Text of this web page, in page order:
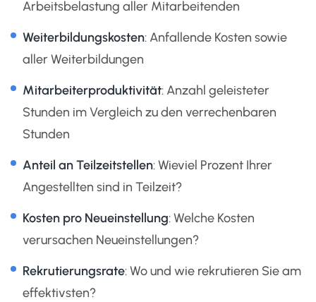
Arbeitsbelastung aller Mitarbeitenden
Weiterbildungskosten: Anfallende Kosten sowie
aller Weiterbildungen
Mitarbeiterproduktivität: Anzahl geleisteter
Stunden im Vergleich zu den verrechenbaren
Stunden
Anteil an Teilzeitstellen: Wieviel Prozent Ihrer
Angestellten sind in Teilzeit?
Kosten pro Neueinstellung: Welche Kosten
verursachen Neueinstellungen?
Rekrutierungsrate: Wo und wie rekrutieren Sie am
effektivsten?